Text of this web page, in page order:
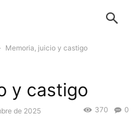
Memoria, juicio y castigo
y castigo
de 2025 0
370